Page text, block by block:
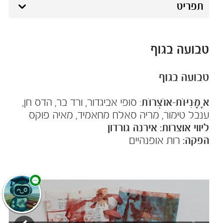
תפריט
טבועה בגוף
טבועה בגוף
אָמָּנִיּוֹת-אוֹצְרוֹת: סופי אביגדור, ורד בר, הדס חן,
ענבל טימור, מריה סאלח מחאמיד, מאיה פוקס
ליווי אוצרות:אירנה גורדון
הפקה:רות אופנהיים